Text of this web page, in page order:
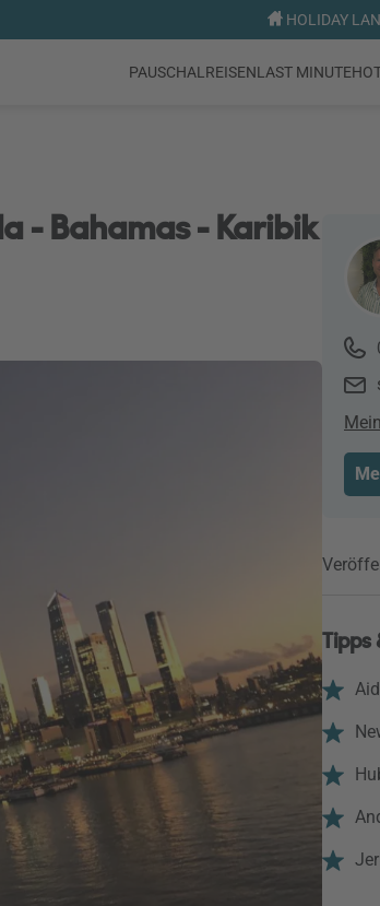
HOLIDAY
PAUSCHALREISENLAST MINUTE
- Bahamas - Karibik
Tipps